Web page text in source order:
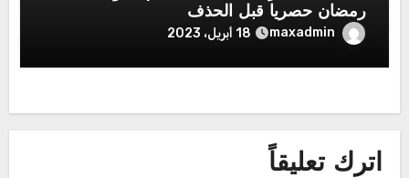
رمضان حصريا قبل الحذف
maxadmin 18 أبريل، 2023
اترك تعليقاً